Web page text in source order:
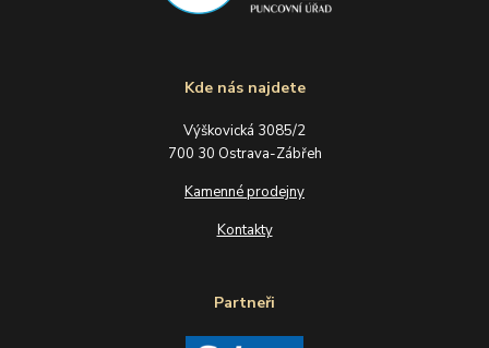
Kde nás najdete
Výškovická 3085/2
700 30 Ostrava-Zábřeh
Kamenné prodejny
Kontakty
Partneři